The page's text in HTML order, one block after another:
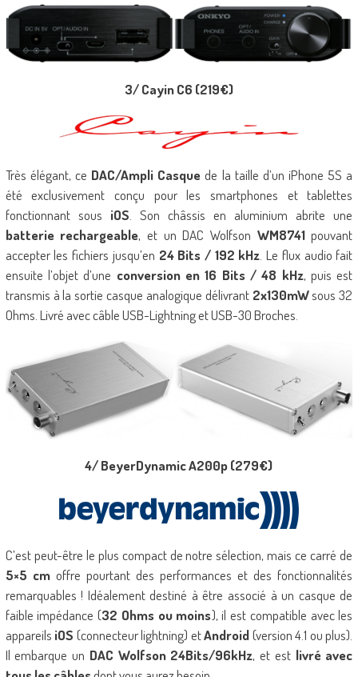
3/ Cayin C6 (219€)
Très élégant, ce DAC/Ampli Casque de la taille d’un iPhone 5S a
été exclusivement conçu pour les smartphones et tablettes
fonctionnant sous iOS. Son châssis en aluminium abrite une
batterie rechargeable, et un DAC Wolfson WM8741pouvant
accepter les fichiers jusqu’en 24 Bits / 192 kHz. Le flux audio fait
ensuite l’objet d’une conversion en 16 Bits / 48 kHz, puis est
transmis à la sortie casque analogique délivrant 2x130mWsous 32
Ohms. Livré avec câble USB-Lightning et USB-30 Broches.
4/ BeyerDynamic A200p (279€)
C’est peut-être le plus compact de notre sélection, mais ce carré de
5×5 cmoffre pourtant des performances et des fonctionnalités
remarquables ! Idéalement destiné à être associé à un casque de
faible impédance (32 Ohms ou moins), il est compatible avec les
appareils iOS (connecteur lightning) etAndroid(version 4.1 ou plus).
Il embarque un DAC Wolfson 24Bits/96kHz, et est livré avec